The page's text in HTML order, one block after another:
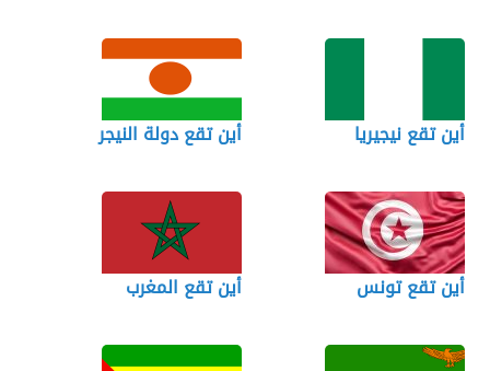
أين تقع نيجيريا أين تقع دولة النيجر
أين تقع تونس أين تقع المغرب